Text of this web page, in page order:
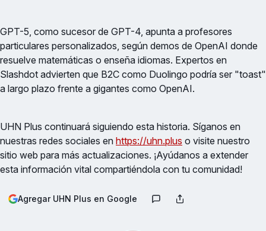
GPT-5, como sucesor de GPT-4, apunta a profesores
particulares personalizados, según demos de OpenAI donde
resuelve matemáticas o enseña idiomas. Expertos en
Slashdot advierten que B2C como Duolingo podría ser "toast"
a largo plazo frente a gigantes como OpenAI.
UHN Plus continuará siguiendo esta historia. Síganos en
nuestras redes sociales en https://uhn.plus o visite nuestro
sitio web para más actualizaciones. ¡Ayúdanos a extender
esta información vital compartiéndola con tu comunidad!
Agregar UHN Plus en Google